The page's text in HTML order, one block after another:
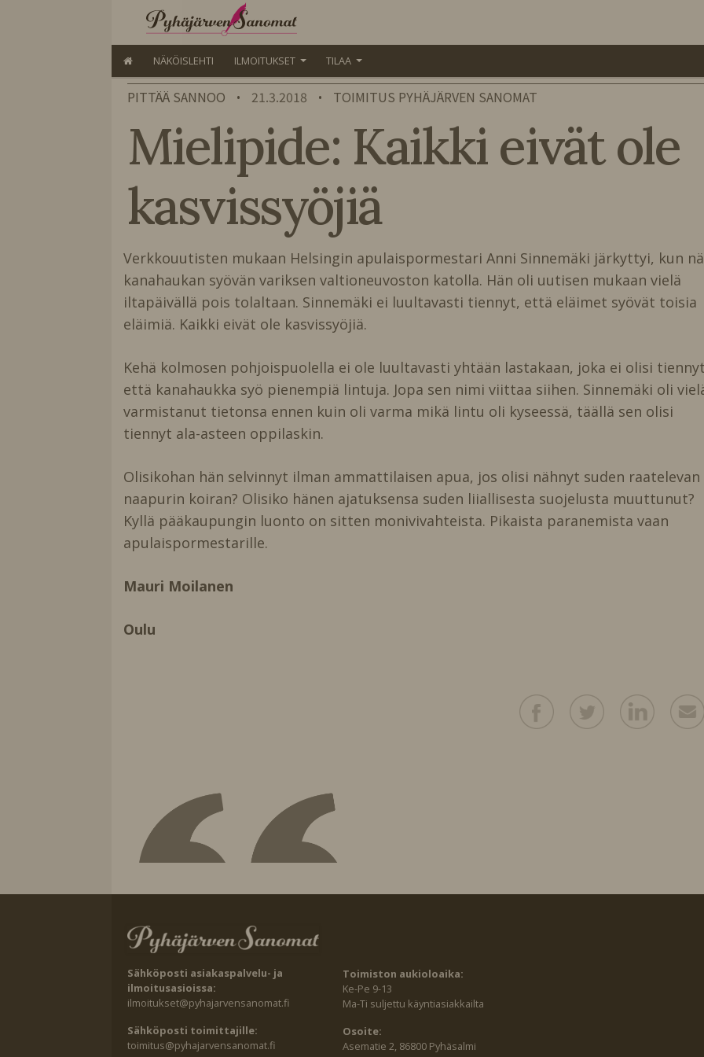
NÄKÖISLEHTI ILMOITUKSET TILAA
PITTÄÄ SANNOO • 21.3.2018 • TOIMITUS PYHÄJÄRVEN SANOMAT
Mielipide: Kaikki eivät ole
kasvissyöjiä
Verkkouutisten mukaan Helsingin apulaispormestari Anni Sinnemäki järkyttyi, kun
kanahaukan syövän variksen valtioneuvoston katolla. Hän oli uutisen mukaan vielä
iltapäivällä pois tolaltaan. Sinnemäki ei luultavasti tiennyt, että eläimet syövät toisia
eläimiä. Kaikki eivät ole kasvissyöjiä.
Kehä kolmosen pohjoispuolella ei ole luultavasti yhtään lastakaan, joka ei olisi
että kanahaukka syö pienempiä lintuja. Jopa sen nimi viittaa siihen. Sinnemäki oli
varmistanut tietonsa ennen kuin oli varma mikä lintu oli kyseessä, täällä sen olisi
tiennyt ala-asteen oppilaskin.
Olisikohan hän selvinnyt ilman ammattilaisen apua, jos olisi nähnyt suden raatelevan
naapurin koiran? Olisiko hänen ajatuksensa suden liiallisesta suojelusta muuttunut?
Kyllä pääkaupungin luonto on sitten monivivahteista. Pikaista paranemista vaan
apulaispormestarille.
Mauri Moilanen
Oulu
Sähköposti asiakaspalvelu- ja
ilmoitusasioissa:
ilmoitukset@pyhajarvensanomat.fi
Sähköposti toimittajille:
toimitus@pyhajarvensanomat.fi
Toimiston aukioloaika:
Ke-Pe 9-13
Ma-Ti suljettu käyntiasiakkailta
Osoite:
Asematie 2, 86800 Pyhäsalmi